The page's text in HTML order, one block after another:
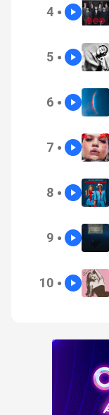
4 ●
5 ●
6 ●
7 ●
8 ●
9 ●
10 ●